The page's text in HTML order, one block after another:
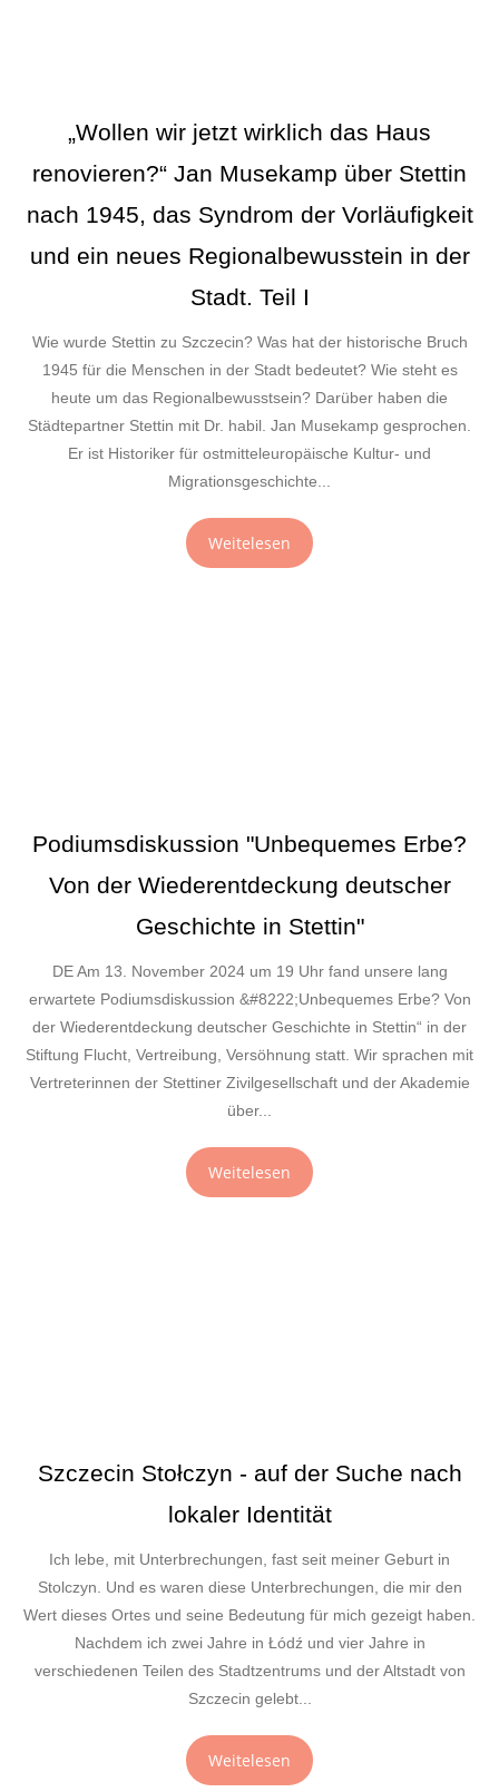
„Wollen wir jetzt wirklich das Haus
renovieren?“ Jan Musekamp über Stettin
nach 1945, das Syndrom der Vorläufigkeit
und ein neues Regionalbewusstein in der
Stadt. Teil I
Wie wurde Stettin zu Szczecin? Was hat der historische Bruch
1945 für die Menschen in der Stadt bedeutet? Wie steht es
heute um das Regionalbewusstsein? Darüber haben die
Städtepartner Stettin mit Dr. habil. Jan Musekamp gesprochen.
Er ist Historiker für ostmitteleuropäische Kultur- und
Migrationsgeschichte...
Weitelesen
Podiumsdiskussion "Unbequemes Erbe?
Von der Wiederentdeckung deutscher
Geschichte in Stettin"
DE Am 13. November 2024 um 19 Uhr fand unsere lang
erwartete Podiumsdiskussion &#8222;Unbequemes Erbe? Von
der Wiederentdeckung deutscher Geschichte in Stettin“ in der
Stiftung Flucht, Vertreibung, Versöhnung statt. Wir sprachen mit
Vertreterinnen der Stettiner Zivilgesellschaft und der Akademie
über...
Weitelesen
Szczecin Stołczyn - auf der Suche nach
lokaler Identität
Ich lebe, mit Unterbrechungen, fast seit meiner Geburt in
Stolczyn. Und es waren diese Unterbrechungen, die mir den
Wert dieses Ortes und seine Bedeutung für mich gezeigt haben.
Nachdem ich zwei Jahre in Łódź und vier Jahre in
verschiedenen Teilen des Stadtzentrums und der Altstadt von
Szczecin gelebt...
Weitelesen